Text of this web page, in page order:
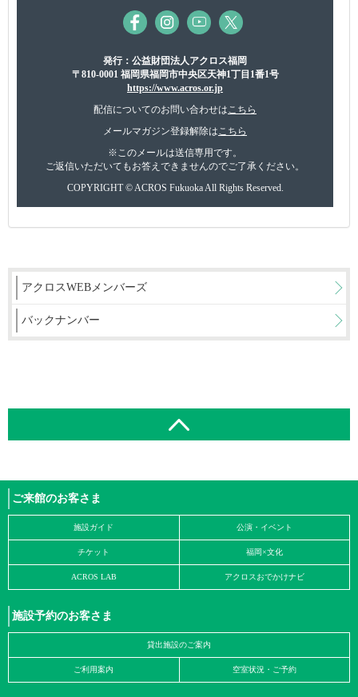
発行：公益財団法人アクロス福岡
〒810-0001 福岡県福岡市中央区天神1丁目1番1号
https://www.acros.or.jp
配信についてのお問い合わせはこちら
メールマガジン登録解除はこちら
※このメールは送信専用です。
ご返信いただいてもお答えできませんのでご了承ください。
COPYRIGHT © ACROS Fukuoka All Rights Reserved.
アクロスWEBメンバーズ
バックナンバー
ご来館のお客さま
施設ガイド 公演・イベント
チケット 福岡×文化
ACROS LAB アクロスおでかけナビ
施設予約のお客さま
貸出施設のご案内
ご利用案内 空室状況・ご予約